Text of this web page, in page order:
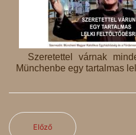
Szeretettel várnak
Münchenbe egy tartalmas
Előző